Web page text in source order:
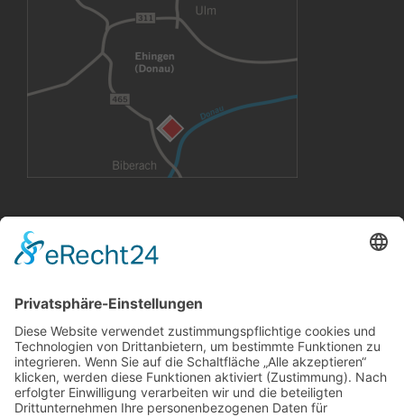
VERMIETUNG
Großflächen
Konferenzräume
CoWorking Arbeitsplätze